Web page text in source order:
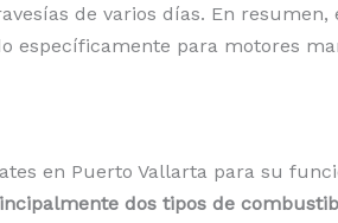
de varios días. En
específicamente para motores
en Puerto Vallarta para su
dos tipos de